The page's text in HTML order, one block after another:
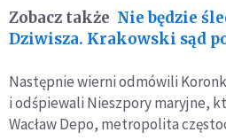
Zobacz także Nie będzie
Dziwisza. Krakowski sąd
Następnie wierni odmówili
i odśpiewali Nieszpory maryjne,
Wacław Depo, metropolita